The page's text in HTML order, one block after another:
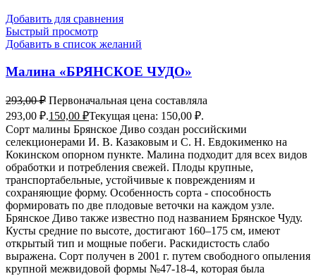
Добавить для сравнения
Быстрый просмотр
Добавить в список желаний
Малина «БРЯНСКОЕ ЧУДО»
293,00₽ Первоначальная цена составляла
293,00 ₽.150,00 ₽Текущая цена: 150,00 ₽.
Сорт малины Брянское Диво создан российскими
селекционерами И. В. Казаковым и С. Н. Евдокименко на
Кокинском опорном пункте. Малина подходит для всех видов
обработки и потребления свежей. Плоды крупные,
транспортабельные, устойчивые к повреждениям и
сохраняющие форму. Особенность сорта - способность
формировать по две плодовые веточки на каждом узле.
Брянское Диво также известно под названием Брянское Чуду.
Кусты средние по высоте, достигают 160–175 см, имеют
открытый тип и мощные побеги. Раскидистость слабо
выражена. Сорт получен в 2001 г. путем свободного опыления
крупной межвидовой формы №47-18-4, которая была